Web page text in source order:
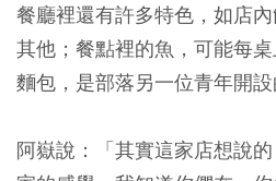
餐廳裡還有許多特色，如店
其他；餐點裡的魚，可能每
麵包，是部落另一位青年開設
阿嶽說：「其實這家店想說